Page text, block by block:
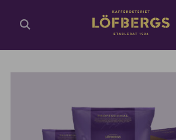
Ava põhisisu
Et
Sisesta otsingupäring...